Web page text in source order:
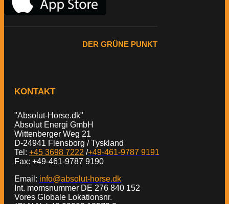
DER GRÜNE PUNKT
KONTAKT
"Absolut-Horse.dk"
Absolut Energi GmbH
Wittenberger Weg 21
D-24941 Flensborg / Tyskland
Tel: +45 3698 7222 /+49-461-9787 9191
Fax: +49-461-9787 9190
Email: info@absolut-horse.dk
Int. momsnummer DE 276 840 152
Vores Globale Lokationsnr.